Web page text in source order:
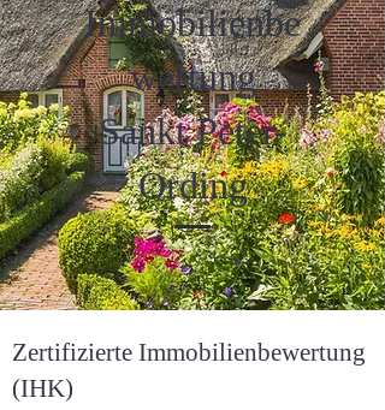
Immobilienbe
wertung
Sankt Peter-
Ording
Zertifizierte Immobilienbewertung
(IHK)